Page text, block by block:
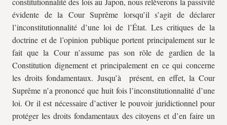
évidente de la Cour Suprême lorsqu’il s’agit de déclarer
l’inconstitutionnalité d’une loi de l’État. Les critiques de la
doctrine et de l’opinion publique portent principalement sur le
fait que la Cour n’assume pas son rôle de gardien de la
Constitution dignement et principalement en ce qui concerne
les droits fondamentaux. Jusqu’à présent, en effet, la Cour
Suprême n’a prononcé que huit fois l’inconstitutionnalité d’une
loi. Or il est nécessaire d’activer le pouvoir juridictionnel pour
protéger les droits fondamentaux des citoyens et d’en faire un